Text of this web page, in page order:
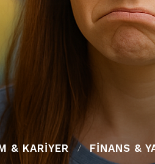
& KARIYER FINANS &